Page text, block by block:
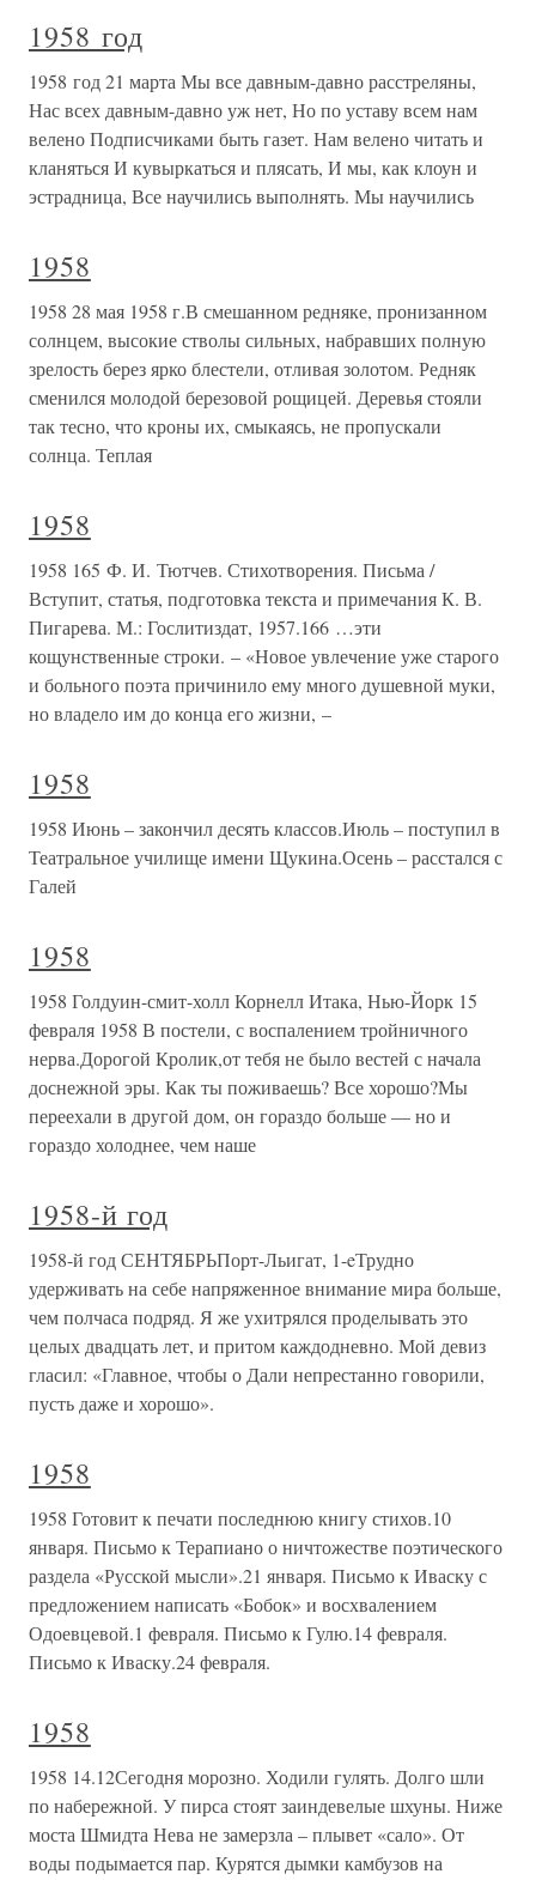
1958 год
1958 год 21 марта Мы все давным-давно расстреляны,
Нас всех давным-давно уж нет, Но по уставу всем нам
велено Подписчиками быть газет. Нам велено читать и
кланяться И кувыркаться и плясать, И мы, как клоун и
эстрадница, Все научились выполнять. Мы научились
1958
1958 28 мая 1958 г.В смешанном редняке, пронизанном
солнцем, высокие стволы сильных, набравших полную
зрелость берез ярко блестели, отливая золотом. Редняк
сменился молодой березовой рощицей. Деревья стояли
так тесно, что кроны их, смыкаясь, не пропускали
солнца. Теплая
1958
1958 165 Ф. И. Тютчев. Стихотворения. Письма /
Вступит, статья, подготовка текста и примечания К. В.
Пигарева. М.: Гослитиздат, 1957.166 …эти
кощунственные строки. – «Новое увлечение уже старого
и больного поэта причинило ему много душевной муки,
но владело им до конца его жизни, –
1958
1958 Июнь – закончил десять классов.Июль – поступил в
Театральное училище имени Щукина.Осень – расстался с
Галей
1958
1958 Голдуин-смит-холл Корнелл Итака, Нью-Йорк 15
февраля 1958 В постели, с воспалением тройничного
нерва.Дорогой Кролик,от тебя не было вестей с начала
доснежной эры. Как ты поживаешь? Все хорошо?Мы
переехали в другой дом, он гораздо больше — но и
гораздо холоднее, чем наше
1958-й год
1958-й год СЕНТЯБРЬПорт-Льигат, 1-eТрудно
удерживать на себе напряженное внимание мира больше,
чем полчаса подряд. Я же ухитрялся проделывать это
целых двадцать лет, и притом каждодневно. Мой девиз
гласил: «Главное, чтобы о Дали непрестанно говорили,
пусть даже и хорошо».
1958
1958 Готовит к печати последнюю книгу стихов.10
января. Письмо к Терапиано о ничтожестве поэтического
раздела «Русской мысли».21 января. Письмо к Иваску с
предложением написать «Бобок» и восхвалением
Одоевцевой.1 февраля. Письмо к Гулю.14 февраля.
Письмо к Иваску.24 февраля.
1958
1958 14.12Сегодня морозно. Ходили гулять. Долго шли
по набережной. У пирса стоят заиндевелые шхуны. Ниже
моста Шмидта Нева не замерзла – плывет «сало». От
воды подымается пар. Курятся дымки камбузов на